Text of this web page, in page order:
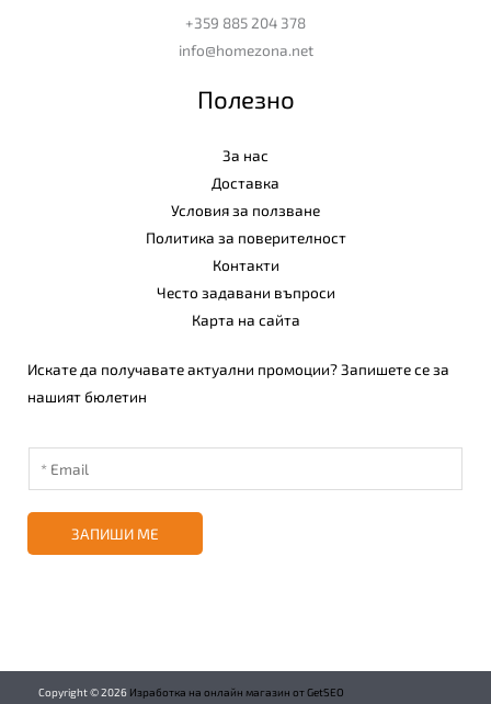
+359 885 204 378
info@homezona.net
Полезно
За нас
Доставка
Условия за ползване
Политика за поверителност
Контакти
Често задавани въпроси
Карта на сайта
Искате да получавате актуални промоции? Запишете се за
нашият бюлетин
ЗАПИШИ МЕ
Copyright ©2026 Изработка на онлайн магазин от GetSEO